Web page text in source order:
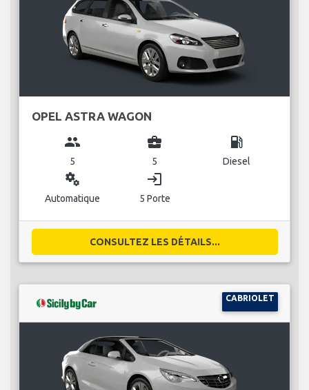
OPEL ASTRA WAGON
group
5
business_center
5
local_gas_station
Diesel
miscellaneous_services
Automatique
login
5 Porte
CONSULTEZ LES DÉTAILS...
CABRIOLET